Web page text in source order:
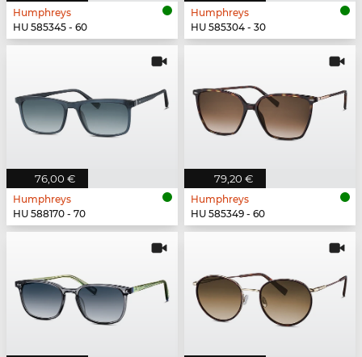
Humphreys
HU 585345 - 60
Humphreys
HU 585304 - 30
76,00 €
Humphreys
HU 588170 - 70
79,20 €
Humphreys
HU 585349 - 60